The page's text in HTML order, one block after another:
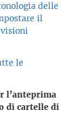
delle
il
le
l’anteprima
di cartelle di